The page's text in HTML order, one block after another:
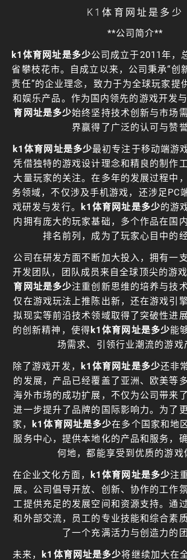
K1体育网址是多少
**公司简介**
k1体育网址是多少公司成立于2011年，
省攀枝花市。自成立以来，公司秉承“创
责任”的企业理念，致力于为全球玩家提
和娱乐产品。作为国内领先的游戏开发与
育网址是多少始终坚持技术创新与市场
界赢得了广泛的认可与赞誉
k1体育网址是多少最初专注于移动端游
凭借独特的游戏设计理念和精良的制作
大量玩家的关注。在多年的发展过程中
务领域，不仅涉及手机游戏，还涉足PC
戏研发与发行。
k1体育网址是多少的游
内拥有庞大的玩家基础，多个作品在国
排名前列，成为了玩家心目中的经
公司在研发方面不断加大投入，拥有一
开发团队，团队成员来自全球顶尖的游戏
育网址是多少注重创新思维的培养与技
仅在游戏玩法上推陈出新，还在游戏引
拟现实等前沿技术领域取得了突破性进
的创新精神，使得 k1体育网址是多少能
场需求、引领行业潮流的游戏
除了游戏开发，
k1体育网址是多少还非
的发展，产品已经覆盖了亚洲、欧美等
海外市场的成功扩展，不仅为公司带来
进一步提升了品牌的国际影响力。为了
家，
k1体育网址是多少在多个国家和地
服务中心，提供本地化的产品和服务，
何地，都能享受到优质的游戏
在企业文化方面，
k1体育网址是多少注
展。公司倡导开放、创新、协作的工作
工提供充足的发展空间和资源支持。通
和外部交流，员工的专业技能和综合素
了一个充满活力与创造力的团
未来，
k1体育网址是多少将继续加大在